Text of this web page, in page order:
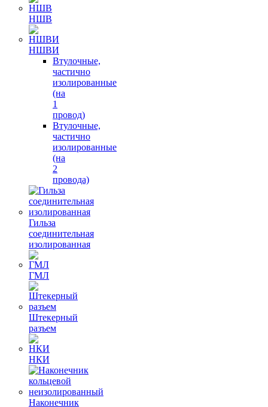
НШВ
НШВИ
Втулочные,
частично
изолированные
(на
1
провод)
Втулочные,
частично
изолированные
(на
2
провода)
Гильза
соединительная
изолированная
ГМЛ
Штекерный
разъем
НКИ
Наконечник